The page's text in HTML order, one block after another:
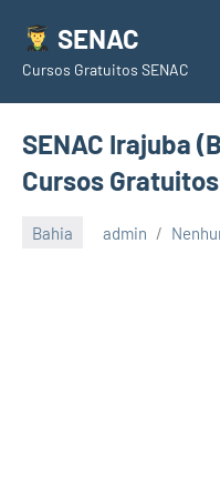
para
conteúdo
SENAC
Cursos Gratuitos SENAC
SENAC Irajuba
Cursos Gratuitos
Bahia admin